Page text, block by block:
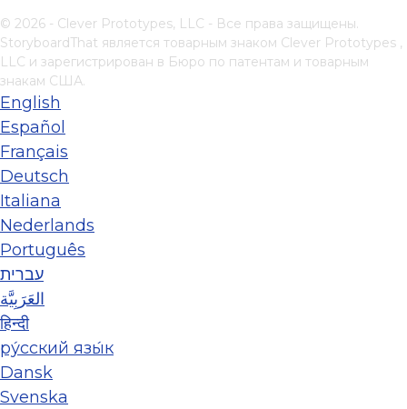
© 2026 - Clever Prototypes, LLC - Все права защищены.
StoryboardThat является товарным знаком Clever Prototypes ,
LLC и зарегистрирован в Бюро по патентам и товарным
знакам США.
English
Español
Français
Deutsch
Italiana
Nederlands
Português
עברית
العَرَبِيَّة
हिन्दी
ру́сский язы́к
Dansk
Svenska